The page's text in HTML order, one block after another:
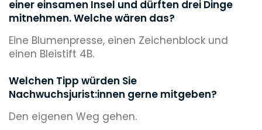
einer einsamen Insel und dürften drei Dinge
mitnehmen. Welche wären das?
Eine Blumenpresse, einen Zeichenblock und
einen Bleistift 4B.
Welchen Tipp würden Sie
Nachwuchsjurist:innen gerne mitgeben?
Den eigenen Weg gehen.